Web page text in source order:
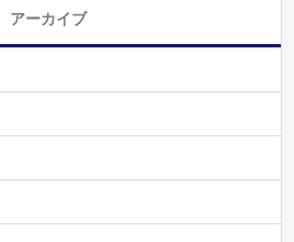
アーカイブ